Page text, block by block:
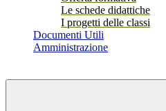
Le schede didattiche
I progetti delle classi
Documenti Utili
Amministrazione